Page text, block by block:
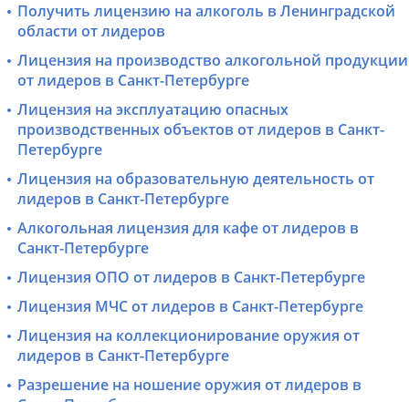
Получить лицензию на алкоголь в Ленинградской
области от лидеров
Лицензия на производство алкогольной продукции
от лидеров в Санкт-Петербурге
Лицензия на эксплуатацию опасных
производственных объектов от лидеров в Санкт-
Петербурге
Лицензия на образовательную деятельность от
лидеров в Санкт-Петербурге
Алкогольная лицензия для кафе от лидеров в
Санкт-Петербурге
Лицензия ОПО от лидеров в Санкт-Петербурге
Лицензия МЧС от лидеров в Санкт-Петербурге
Лицензия на коллекционирование оружия от
лидеров в Санкт-Петербурге
Разрешение на ношение оружия от лидеров в